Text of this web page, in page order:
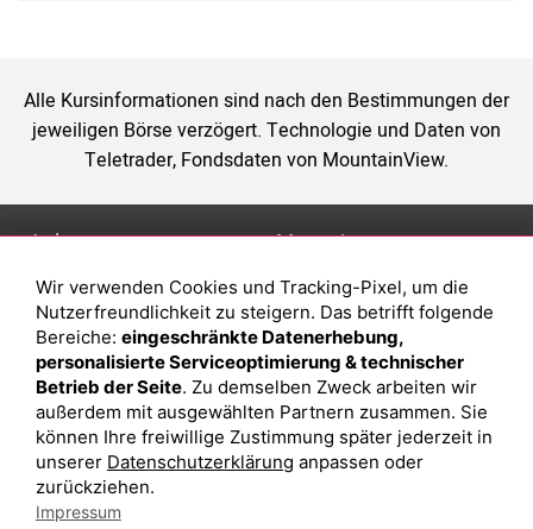
Alle Kursinformationen sind nach den Bestimmungen der
jeweiligen Börse verzögert. Technologie und Daten von
Teletrader, Fondsdaten von MountainView.
Anlage
Depot eröffnen
Depot vergleichen
Junior Depot
Top-Seller-Fonds
Top-Fonds
Fonds-Suche
Magazin
Was sind sind ETFs?
Sparplan Vorteile
Was ist ein Fonds?
Wir verwenden Cookies und Tracking-Pixel, um die
Nutzerfreundlichkeit zu steigern. Das betrifft folgende
Bereiche: eingeschränkte Datenerhebung,
personalisierte Serviceoptimierung & technischer
Betrieb der Seite. Zu demselben Zweck arbeiten wir
außerdem mit ausgewählten Partnern zusammen. Sie
können Ihre freiwillige Zustimmung später jederzeit in
unserer Datenschutzerklärung anpassen oder
zurückziehen.
Impressum